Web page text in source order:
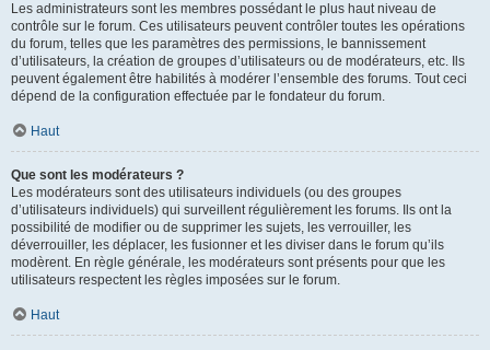
Les administrateurs sont les membres possédant le plus haut niveau de
contrôle sur le forum. Ces utilisateurs peuvent contrôler toutes les opérations
du forum, telles que les paramètres des permissions, le bannissement
d’utilisateurs, la création de groupes d’utilisateurs ou de modérateurs, etc. Ils
peuvent également être habilités à modérer l’ensemble des forums. Tout ceci
dépend de la configuration effectuée par le fondateur du forum.
Haut
Que sont les modérateurs ?
Les modérateurs sont des utilisateurs individuels (ou des groupes
d’utilisateurs individuels) qui surveillent régulièrement les forums. Ils ont la
possibilité de modifier ou de supprimer les sujets, les verrouiller, les
déverrouiller, les déplacer, les fusionner et les diviser dans le forum qu’ils
modèrent. En règle générale, les modérateurs sont présents pour que les
utilisateurs respectent les règles imposées sur le forum.
Haut